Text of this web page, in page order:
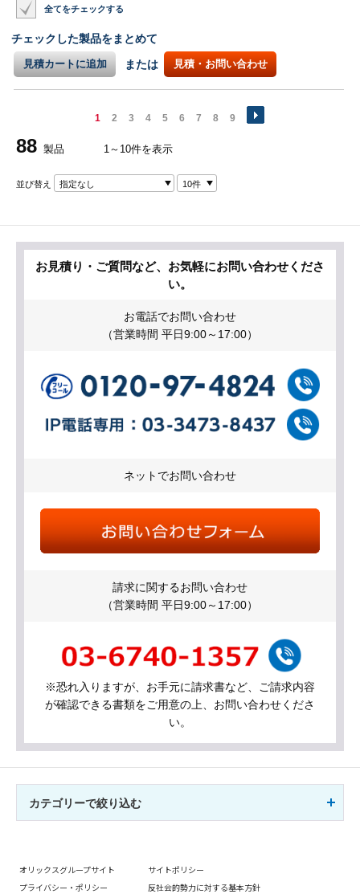
全てをチェックする
チェックした製品をまとめて
見積カートに追加 または 見積・お問い合わせ
1 2 3 4 5 6 7 8 9
88 製品 1～10件を表示
並び替え 指定なし 10件
お見積り・ご質問など、お気軽にお問い合わせくださ
い。
お電話でお問い合わせ
（営業時間 平日9:00～17:00）
ネットでお問い合わせ
請求に関するお問い合わせ
（営業時間 平日9:00～17:00）
※恐れ入りますが、お手元に請求書など、ご請求内容
が確認できる書類をご用意の上、お問い合わせくださ
い。
カテゴリーで絞り込む
オリックスグループサイト
サイトポリシー
プライバシー・ポリシー
反社会的勢力に対する基本方針